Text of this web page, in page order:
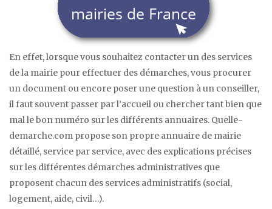
En effet, lorsque vous souhaitez contacter un des services
de la mairie pour effectuer des démarches, vous procurer
un document ou encore poser une question à un conseiller,
il faut souvent passer par l’accueil ou chercher tant bien que
mal le bon numéro sur les différents annuaires. Quelle-
demarche.com propose son propre annuaire de mairie
détaillé, service par service, avec des explications précises
sur les différentes démarches administratives que
proposent chacun des services administratifs (social,
logement, aide, civil…).